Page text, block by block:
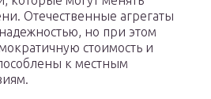
Отечественные агрегаты
но при этом
стоимость и
к местным